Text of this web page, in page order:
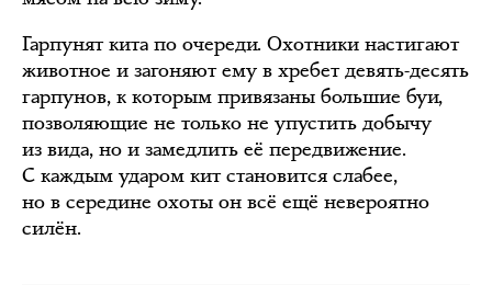
Гарпунят кита по очереди. Охотники настигают
животное и загоняют ему в хребет девять-десять
гарпунов, к которым привязаны большие буи,
позволяющие не только не упустить добычу
из вида, но и замедлить её передвижение.
С каждым ударом кит становится слабее,
но в середине охоты он всё ещё невероятно
силён.